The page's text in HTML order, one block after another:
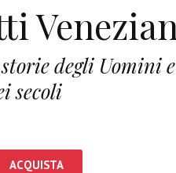
degli Uomini
secoli
ACQUISTA